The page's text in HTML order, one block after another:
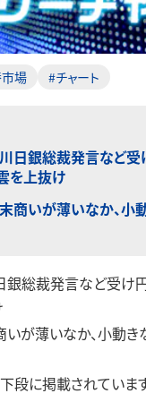
場 #チャート
川日銀総裁発言など
を上抜け
末商いが薄いなか、小
銀総裁発言など受
いが薄いなか、小動
段に掲載されていま